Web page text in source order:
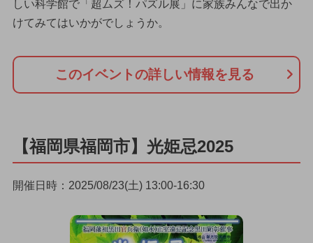
しい科学館で「超ムズ！パズル展」に家族みんなで出か
けてみてはいかがでしょうか。
このイベントの詳しい情報を見る
【福岡県福岡市】光姫忌2025
開催日時：2025/08/23(土) 13:00-16:30